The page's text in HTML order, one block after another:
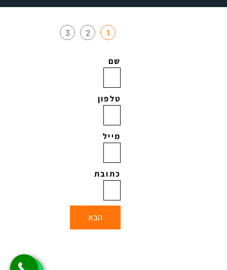
1
2
3
שם
טלפון
מייל
כתובת
הבא